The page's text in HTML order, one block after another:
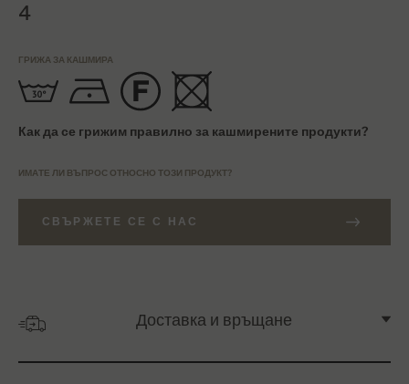
4
ГРИЖА ЗА КАШМИРА
Как да се грижим правилно за кашмирените продукти?
ИМАТЕ ЛИ ВЪПРОС ОТНОСНО ТОЗИ ПРОДУКТ?
СВЪРЖЕТЕ СЕ С НАС
Доставка и връщане